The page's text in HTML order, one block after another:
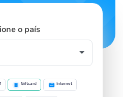
o país
Giftcard Internet